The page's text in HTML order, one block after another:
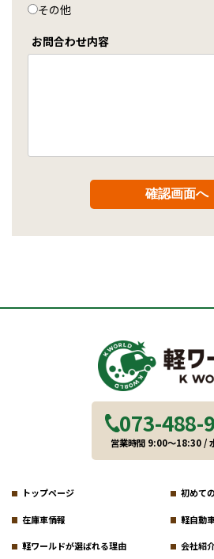
その他
お問合わせ内容
073-488-
営業時間 9:00～18:30 /
トップページ 初めて
在庫車情報 軽自動
軽ワールドが選ばれる理由 会社紹